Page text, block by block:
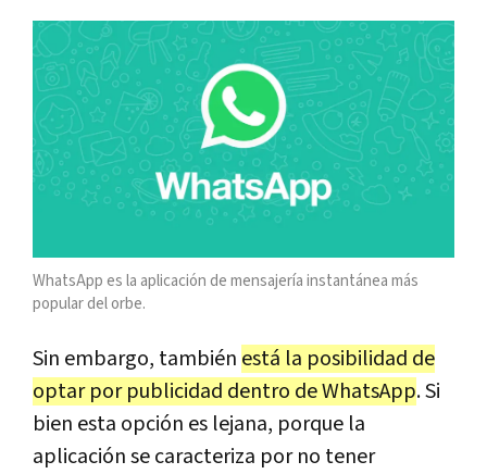
WhatsApp es la aplicación de mensajería instantánea más
popular del orbe.
Sin embargo, también está la posibilidad de
optar por publicidad dentro de WhatsApp. Si
bien esta opción es lejana, porque la
aplicación se caracteriza por no tener